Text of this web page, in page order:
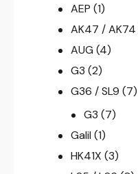
AEP (1)
AK47 / AK74
AUG (4)
G3 (2)
G36 / SL9 (7)
G3 (7)
Galil (1)
HK41X (3)